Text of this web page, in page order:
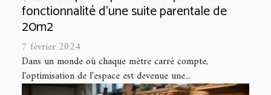
fonctionnalité d'une suite parentale de
20m2
7 février 2024
Dans un monde où chaque mètre carré compte,
l'optimisation de l'espace est devenue une...